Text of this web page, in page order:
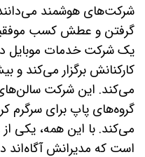
شرکت‌های هوشمند
گرفتن و عطش کسب
یک شرکت خدمات موبایل
کارکنانش برگزار می‌کند و
می‌کند. این شرکت
گروه‌های پاپ برای سرگرم
می‌کند. با این همه، یکی